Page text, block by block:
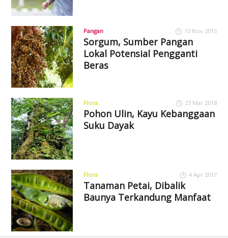
Pangan 10 Nov 2015
Sorgum, Sumber Pangan
Lokal Potensial Pengganti
Beras
Flora 23 Mar 2018
Pohon Ulin, Kayu Kebanggaan
Suku Dayak
Flora 4 Apr 2017
Tanaman Petai, Dibalik
Baunya Terkandung Manfaat